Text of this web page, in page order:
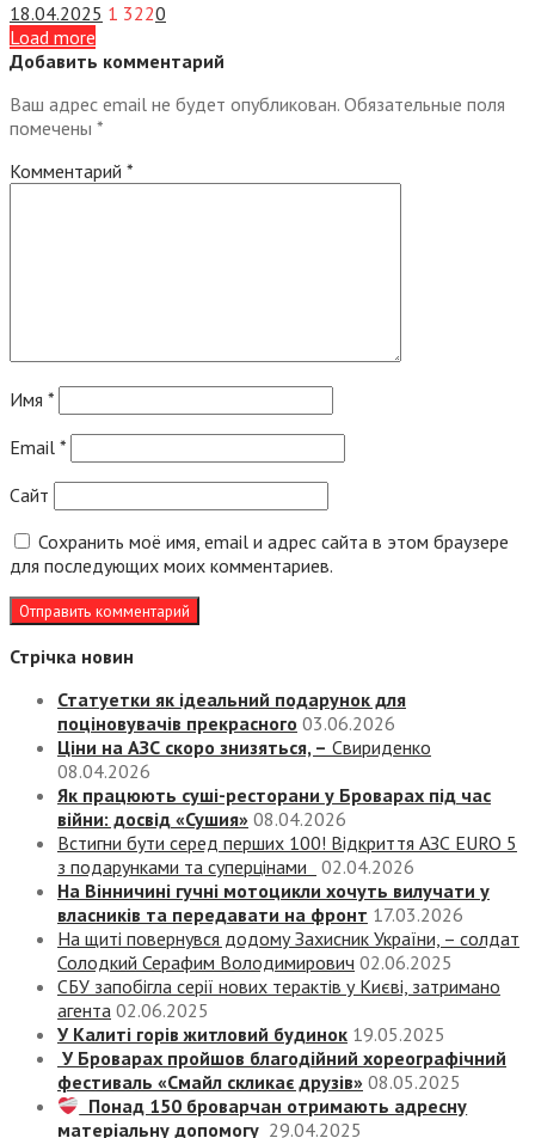
18.04.2025 1 3220
Load more
Добавить комментарий
Ваш адрес email не будет опубликован. Обязательные поля
помечены *
Комментарий *
Имя *
Email *
Сайт
Сохранить моё имя, email и адрес сайта в этом браузере
для последующих моих комментариев.
Стрічка новин
Статуетки як ідеальний подарунок для
поціновувачів прекрасного 03.06.2026
Ціни на АЗС скоро знизяться, – Свириденко
08.04.2026
Як працюють суші-ресторани у Броварах під час
війни: досвід «Сушия» 08.04.2026
Встигни бути серед перших 100! Відкриття АЗС EURO 5
з подарунками та суперцінами
02.04.2026
На Вінничині гучні мотоцикли хочуть вилучати у
власників та передавати на фронт 17.03.2026
На щиті повернувся додому Захисник України, – солдат
Солодкий Серафим Володимирович 02.06.2025
СБУ запобігла серії нових терактів у Києві, затримано
агента 02.06.2025
У Калиті горів житловий будинок 19.05.2025
У Броварах пройшов благодійний хореографічний
фестиваль «Смайл скликає друзів» 08.05.2025
Понад 150 броварчан отримають адресну
матеріальну допомогу 29.04.2025